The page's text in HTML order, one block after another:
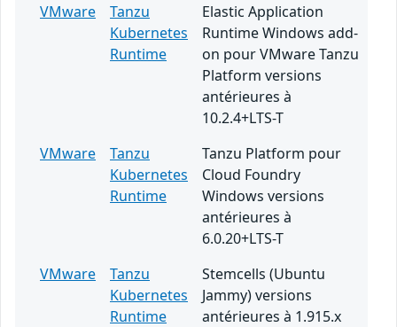
VMware
Tanzu
Kubernetes
Runtime
Elastic Application
Runtime Windows add-
on pour VMware Tanzu
Platform versions
antérieures à
10.2.4+LTS-T
VMware
Tanzu
Kubernetes
Runtime
Tanzu Platform pour
Cloud Foundry
Windows versions
antérieures à
6.0.20+LTS-T
VMware
Tanzu
Kubernetes
Runtime
Stemcells (Ubuntu
Jammy) versions
antérieures à 1.915.x